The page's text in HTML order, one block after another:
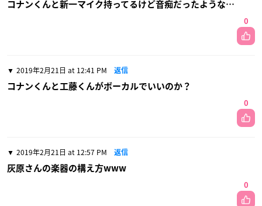
コナンくんと新一マイク持ってるけど音痴だったような…
0
2019年2月21日 at 12:41 PM 返信
コナンくんと工藤くんがボーカルでいいのか？
0
2019年2月21日 at 12:57 PM 返信
灰原さんの楽器の構え方www
0